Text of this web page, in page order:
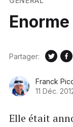
Franck
11 Déc.
Partager:
Elle était